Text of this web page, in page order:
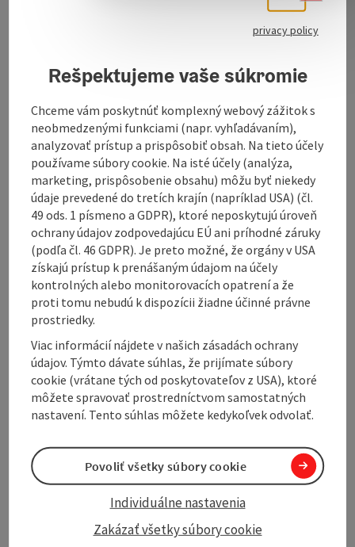
Direction Passau and Linz. Tickets for Danube
Shipping Wurm & Köck : Donauschiffahrt Wurm + Köck
Höllgasse 26 · D-94032 Passau · Tel. +49 (0) 851 929292 ·
Fax +49 (0) 851 35518 Untere Donaulände 1 · A-4020
Linz · Tel. +43 (0) 732 783607 · Fax +43 (0) 732 78360720
Contact
Arrival
Suitability
Accessibility
Create PDF Nearby
privacy policy
Rešpektujeme vaše súkromie
Chceme vám poskytnúť komplexný webový zážitok s
neobmedzenými funkciami (napr. vyhľadávaním),
analyzovať prístup a prispôsobiť obsah. Na tieto účely
používame súbory cookie. Na isté účely (analýza,
marketing, prispôsobenie obsahu) môžu byť niekedy
údaje prevedené do tretích krajín (napríklad USA) (čl.
49 ods. 1 písmeno a GDPR), ktoré neposkytujú úroveň
ochrany údajov zodpovedajúcu EÚ ani príhodné záruky
(podľa čl. 46 GDPR). Je preto možné, že orgány v USA
získajú prístup k prenášaným údajom na účely
kontrolných alebo monitorovacích opatrení a že
proti tomu nebudú k dispozícii žiadne účinné právne
prostriedky.
Viac informácií nájdete v našich zásadách ochrany
údajov. Týmto dávate súhlas, že prijímate súbory
cookie (vrátane tých od poskytovateľov z USA), ktoré
môžete spravovať prostredníctvom samostatných
nastavení. Tento súhlas môžete kedykoľvek odvolať.
Zakázať všetky súbory cookie
Individuálne nastavenia
Povoliť všetky súbory cookie